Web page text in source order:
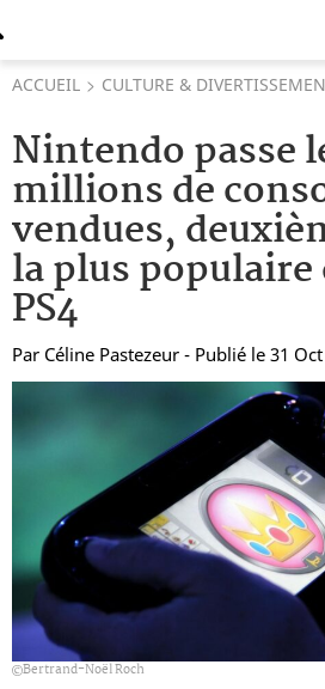
ACCUEIL CULTURE &
Nintendo passe
millions de
vendues,
la plus
PS4
Par Céline Pastezeur - Publié le 31
Bertrand-Noël Roch